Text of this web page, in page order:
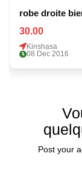
robe droite
30.00
Kinshasa
08 Dec 2016
Post your